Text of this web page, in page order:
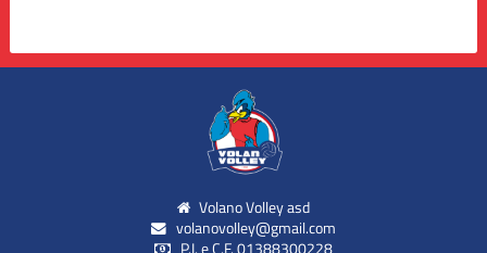
Volano Volley asd
volanovolley@gmail.com